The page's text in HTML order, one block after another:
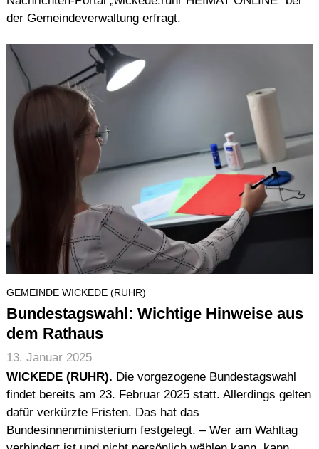
der Gemeindeverwaltung erfragt.
GEMEINDE WICKEDE (RUHR)
Bundestagswahl: Wichtige Hinweise aus
dem Rathaus
13. Januar 2025
WICKEDE (RUHR). Die vorgezogene Bundestagswahl
findet bereits am 23. Februar 2025 statt. Allerdings gelten
dafür verkürzte Fristen. Das hat das
Bundesinnenministerium festgelegt. – Wer am Wahltag